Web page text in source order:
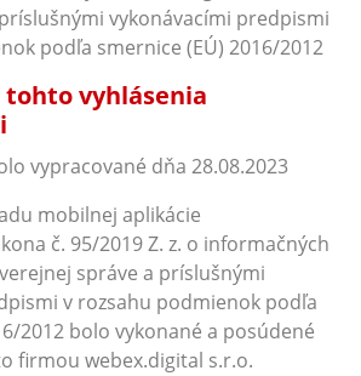
vykonávacími predpismi
podľa smernice (EÚ) 2016/2012
tohto vyhlásenia
vypracované dňa 28.08.2023
mobilnej aplikácie
č. 95/2019 Z. z. o informačných
správe a príslušnými
v rozsahu podmienok podľa
2012 bolo vykonané a posúdené
firmou webex.digital s.r.o.